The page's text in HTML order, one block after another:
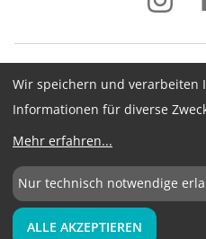
Impressum
Hinweisgebersystem
Cookie-Konfiguration
©2026BME e.V.
Wir speichern und verarbeiten
Informationen für diverse
Mehr erfahren...
Nur technisch notwendige
ALLE AKZEPTIEREN